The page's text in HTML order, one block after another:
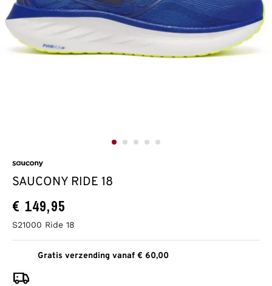
SAUCONY RIDE 18
€ 149,95
S21000 Ride 18
Gratis verzending vanaf € 60,00